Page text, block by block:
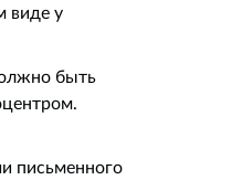
виде у
быть
письменного